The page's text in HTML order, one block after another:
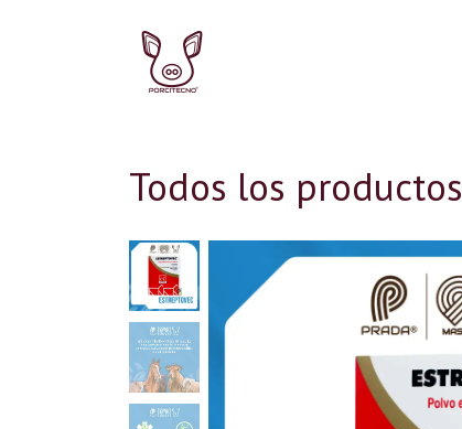
Ir al contenido
Todos los productos